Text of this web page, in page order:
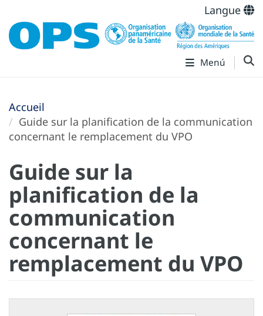
Langue
Menú
Accueil
Guide sur la planification de la communication
concernant le remplacement du VPO
Guide sur la
planification de la
communication
concernant le
remplacement du VPO